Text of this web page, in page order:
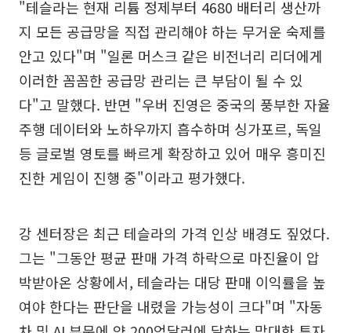
"테슬라는 현재 리튬 정제부터 4680 배터리 생산까
지 모든 공급망을 직접 관리해야 하는 무거운 숙제를
안고 있다"며 "일론 머스크 같은 비전너리 리더에게
이러한 꼼꼼한 공급망 관리는 큰 부담이 될 수 있
다"고 말했다. 반면 "우버 진영은 중국의 풍부한 자율
주행 데이터와 노하우까지 흡수하며 싱가포르, 독일
등 글로벌 영토를 빠르게 확장하고 있어 매우 흥미진
진한 게임이 진행 중"이라고 평가했다.
강 센터장은 최근 테슬라의 가격 인상 배경도 짚었다.
그는 "그동안 평균 판매 가격 하락으로 마진율이 압
박받아온 상황에서, 테슬라는 대당 판매 이익률을 높
여야 한다는 판단을 내렸을 가능성이 크다"며 "자동